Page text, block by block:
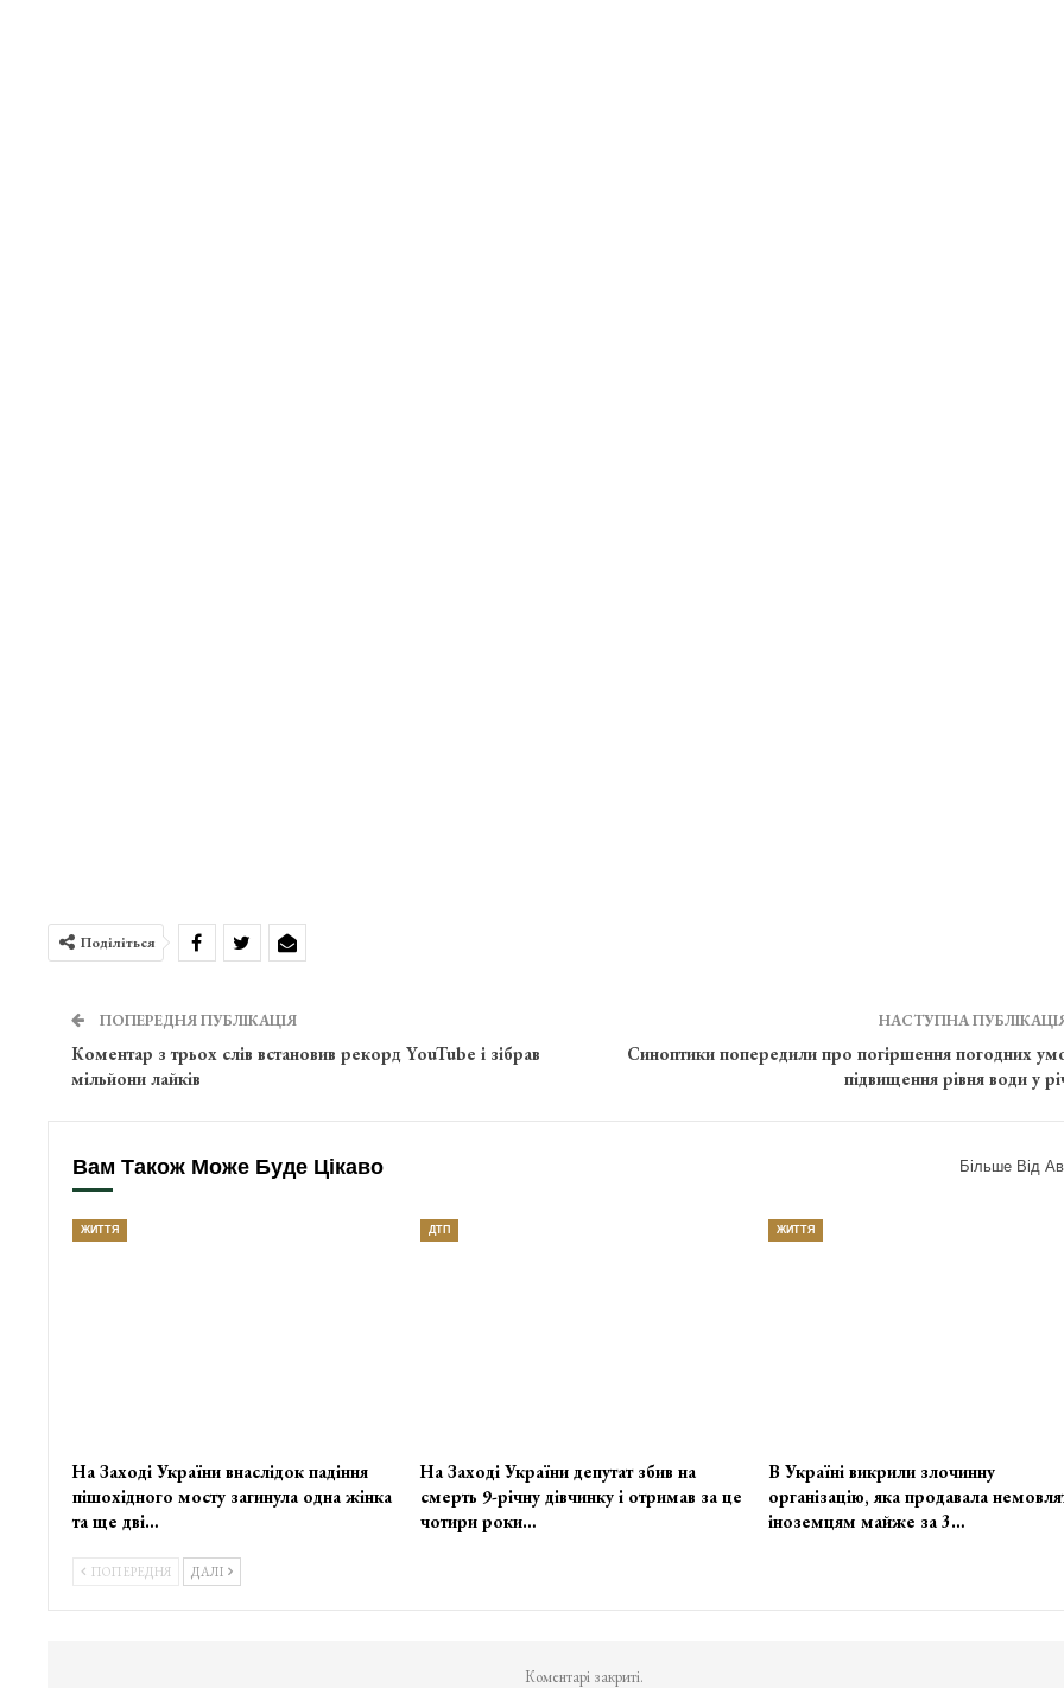
Поділіться
ПОПЕРЕДНЯ ПУБЛІКАЦІЯ
Коментар з трьох слів встановив рекорд YouTube і зібрав
мільйони лайків
НАСТУПНА
Синоптики попередили про погіршення погодних
підвищення рівня води у
Вам Також Може Буде Цікаво Більше Від
ЖИТТЯ
На Заході України внаслідок падіння
пішохідного мосту загинула одна жінка
та ще дві…
ДТП
На Заході України депутат збив на
смерть 9-річну дівчинку і отримав за це
чотири роки…
ЖИТТЯ
В Україні викрили злочинну
організацію, яка продавала
іноземцям майже за 3…
ПОПЕРЕДНЯ ДАЛІ
Коментарі закриті.